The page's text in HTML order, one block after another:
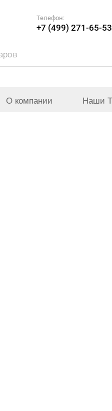
Телефон:
+7 (499) 271-65-
О компании Наши